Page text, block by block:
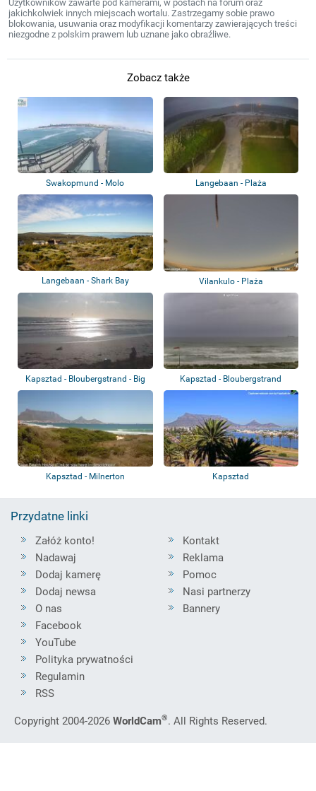
Użytkowników zawarte pod kamerami, w postach na forum oraz
jakichkolwiek innych miejscach wortalu. Zastrzegamy sobie prawo
blokowania, usuwania oraz modyfikacji komentarzy zawierających treści
niezgodne z polskim prawem lub uznane jako obraźliwe.
Zobacz także
Swakopmund - Molo Langebaan - Plaża
Langebaan - Shark Bay Vilankulo - Plaża
Kapsztad - Bloubergstrand - Big
Bay Beac...
Kapsztad - Bloubergstrand
Kapsztad - Milnerton Kapsztad
Przydatne linki
Załóż konto!
Nadawaj
Dodaj kamerę
Dodaj newsa
O nas
Kontakt
Reklama
Pomoc
Nasi partnerzy
Bannery
Facebook
YouTube
Polityka prywatności
Regulamin
RSS
Copyright 2004-2026 WorldCam®. All Rights Reserved.